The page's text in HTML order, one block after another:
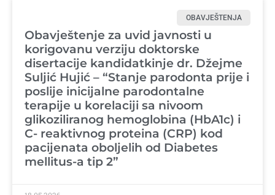
OBAVJEŠTENJA
Obavještenje za uvid javnosti u
korigovanu verziju doktorske
disertacije kandidatkinje dr. Džejme
Suljić Hujić – “Stanje parodonta prije i
poslije inicijalne parodontalne
terapije u korelaciji sa nivoom
glikoziliranog hemoglobina (HbA1c) i
C- reaktivnog proteina (CRP) kod
pacijenata oboljelih od Diabetes
mellitus-a tip 2”